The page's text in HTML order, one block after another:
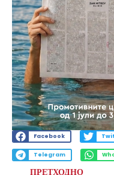
Facebook
Telegram
ПРЕТХОДНО